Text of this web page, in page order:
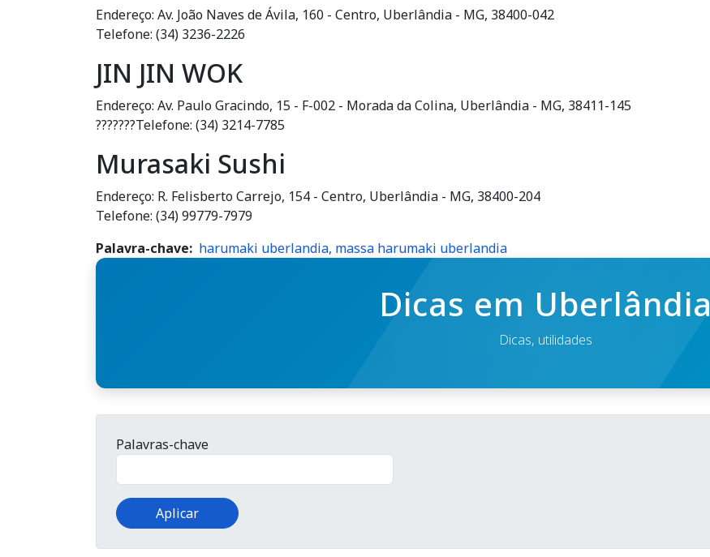
Endereço: Av. João Naves de Ávila, 160 - Centro, Uberlândia - MG, 38400-042
Telefone: (34) 3236-2226
JIN JIN WOK
Endereço: Av. Paulo Gracindo, 15 - F-002 - Morada da Colina, Uberlândia - MG, 38411-145
???????Telefone: (34) 3214-7785
Murasaki Sushi
Endereço: R. Felisberto Carrejo, 154 - Centro, Uberlândia - MG, 38400-204
Telefone: (34) 99779-7979
Palavra-chave
harumaki uberlandia, massa harumaki uberlandia
Dicas em Uberlândia
Dicas, utilidades
Palavras-chave